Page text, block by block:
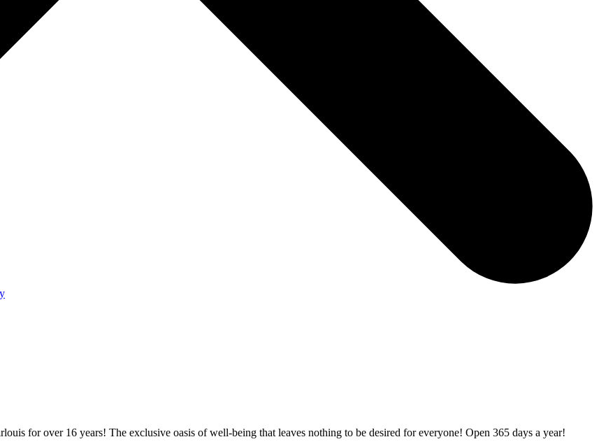
for over 16 years! The exclusive oasis of well-being that leaves nothing to be desired for everyone! Open 365 days a year!